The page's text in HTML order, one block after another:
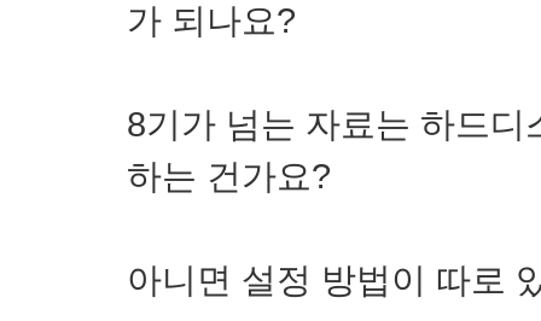
가 되나요?
8기가 넘는 자료는 하드
하는 건가요?
아니면 설정 방법이 따로